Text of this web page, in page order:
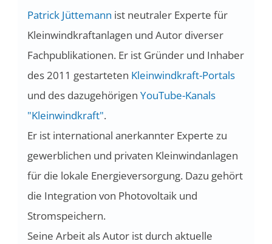
Patrick Jüttemann ist neutraler Experte für
Kleinwindkraftanlagen und Autor diverser
Fachpublikationen. Er ist Gründer und Inhaber
des 2011 gestarteten Kleinwindkraft-Portals
und des dazugehörigen YouTube-Kanals
"Kleinwindkraft".
Er ist international anerkannter Experte zu
gewerblichen und privaten Kleinwindanlagen
für die lokale Energieversorgung. Dazu gehört
die Integration von Photovoltaik und
Stromspeichern.
Seine Arbeit als Autor ist durch aktuelle